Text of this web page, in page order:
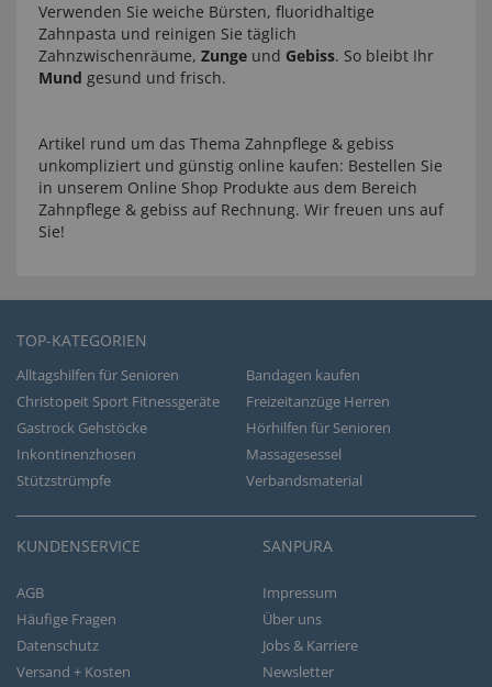
Verwenden Sie weiche Bürsten, fluoridhaltige
Zahnpasta und reinigen Sie täglich
Zahnzwischenräume, Zunge und Gebiss. So bleibt Ihr
Mund gesund und frisch.
Artikel rund um das Thema Zahnpflege & gebiss
unkompliziert und günstig online kaufen: Bestellen Sie
in unserem Online Shop Produkte aus dem Bereich
Zahnpflege & gebiss auf Rechnung. Wir freuen uns auf
Sie!
TOP-KATEGORIEN
Alltagshilfen für Senioren
Bandagen kaufen
Christopeit Sport Fitnessgeräte
Freizeitanzüge Herren
Gastrock Gehstöcke
Hörhilfen für Senioren
Inkontinenzhosen
Massagesessel
Stützstrümpfe
Verbandsmaterial
KUNDENSERVICE
AGB
Häufige Fragen
Datenschutz
Versand + Kosten
SANPURA
Impressum
Über uns
Jobs & Karriere
Newsletter